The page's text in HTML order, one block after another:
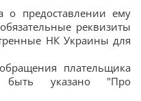
о предоставлении ему
реквизиты
НК Украины для
плательщика
быть указано "Про